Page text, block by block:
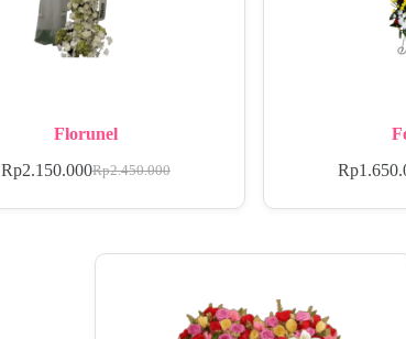
Florunel
Rp2.450.000
Rp2.150.000 Rp